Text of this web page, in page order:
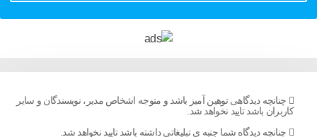
چنانچه دیدگاهی توهین آمیز باشد و متوجه اشخاص مدیر، نویسندگان و سایر
کاربران باشد تایید نخواهد شد.
چنانچه دیدگاه شما جنبه ی تبلیغاتی داشته باشد تایید نخواهد شد.